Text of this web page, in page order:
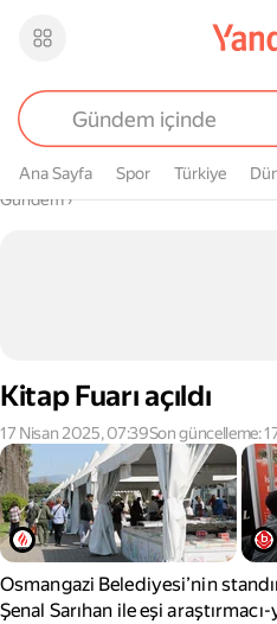
Ana Sayfa Spor Türkiye
Buradasın
Gündem›
Kitap Fuarı açıldı
17 Nisan 2025, 07:39Son güncelleme:
Osmangazi Belediyesi’nin
Şenal Sarıhan ile eşi